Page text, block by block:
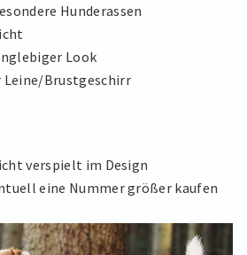
Hunderassen
Look
Leine/Brustgeschirr
verspielt im Design
eine Nummer größer kaufen